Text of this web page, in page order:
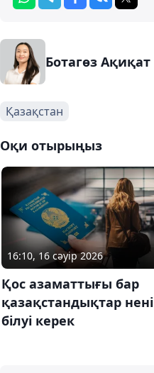
Ботагөз Ақиқат
Қазақстан
Оқи отырыңыз
16:10, 16 сәуір 2026
Қос азаматтығы бар
қазақстандықтар нені
білуі керек